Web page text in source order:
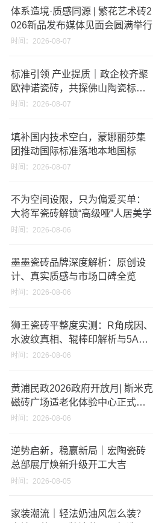
体系造境·质感同源 | 繁花艺术砖2
026新品发布媒体见面会圆满举行
时间：2026-08-07
标准引领 产业提质｜政企校齐聚
欧神诺瓷砖，共探佛山陶瓷标准
化发展新路径
时间：2026-08-07
填补国内技术空白，蒙娜丽莎集
团推动国际标准落地本地国标
时间：2026-08-07
不为空间设限，只为偏爱买单：
大将军瓷砖解锁“高级哑”人居美学
时间：2026-08-06
墨墨瓷砖品牌深度解析：原创设
计、真实质感与市场口碑全览
时间：2026-08-06
狮王瓷砖平整度实测：R角成因、
水波纹真相、辊棒印解析与5A标
准选购指南
时间：2026-08-06
黄浦民政2026政府开放月| 斯米克
磁砖广场适老化体验中心正式亮
相
时间：2026-08-06
逆势启新，稳赢新局｜宏陶瓷砖
总部展厅焕新升级开工大吉
时间：2026-08-05
家装潮流｜轻法奶油风怎么装？